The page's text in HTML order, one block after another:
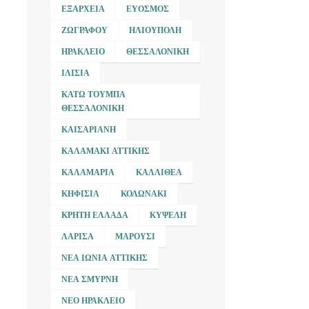
ΕΞΆΡΧΕΙΑ ΕΎΟΣΜΟΣ
ΖΩΓΡΆΦΟΥ ΗΛΙΟΎΠΟΛΗ
ΗΡΆΚΛΕΙΟ ΘΕΣΣΑΛΟΝΊΚΗ
ΙΛΊΣΙΑ
ΚΆΤΩ ΤΟΎΜΠΑ
ΘΕΣΣΑΛΟΝΊΚΗ
ΚΑΙΣΑΡΙΑΝΉ
ΚΑΛΑΜΆΚΙ ΑΤΤΙΚΉΣ
ΚΑΛΑΜΑΡΙΆ ΚΑΛΛΙΘΈΑ
ΚΗΦΙΣΙΆ ΚΟΛΩΝΆΚΙ
ΚΡΉΤΗ ΕΛΛΆΔΑ ΚΥΨΈΛΗ
ΛΆΡΙΣΑ ΜΑΡΟΎΣΙ
ΝΈΑ ΙΩΝΊΑ ΑΤΤΙΚΉΣ
ΝΈΑ ΣΜΎΡΝΗ
ΝΈΟ ΗΡΆΚΛΕΙΟ